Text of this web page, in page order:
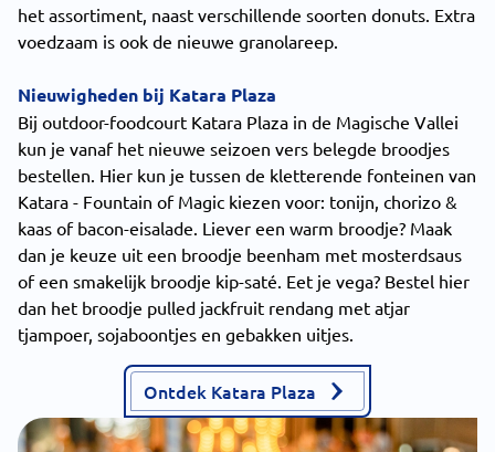
het assortiment, naast verschillende soorten donuts. Extra
voedzaam is ook de nieuwe granolareep.
Nieuwigheden bij Katara Plaza
Bij outdoor-foodcourt Katara Plaza in de Magische Vallei
kun je vanaf het nieuwe seizoen vers belegde broodjes
bestellen. Hier kun je tussen de kletterende fonteinen van
Katara - Fountain of Magic kiezen voor: tonijn, chorizo &
kaas of bacon-eisalade. Liever een warm broodje? Maak
dan je keuze uit een broodje beenham met mosterdsaus
of een smakelijk broodje kip-saté. Eet je vega? Bestel hier
dan het broodje pulled jackfruit rendang met atjar
tjampoer, sojaboontjes en gebakken uitjes.
Ontdek Katara Plaza